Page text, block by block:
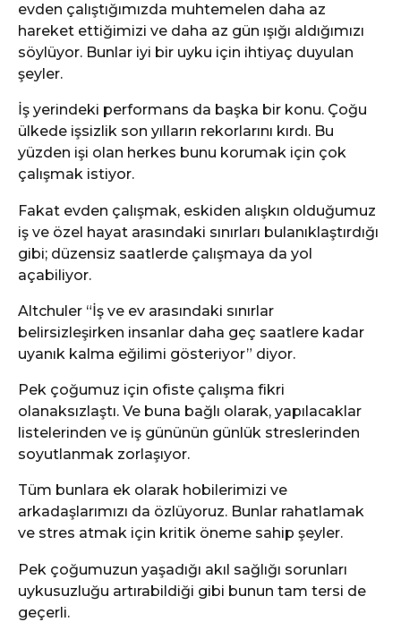
evden çalıştığımızda muhtemelen daha az
hareket ettiğimizi ve daha az gün ışığı aldığımızı
söylüyor. Bunlar iyi bir uyku için ihtiyaç duyulan
şeyler.
İş yerindeki performans da başka bir konu. Çoğu
ülkede işsizlik son yılların rekorlarını kırdı. Bu
yüzden işi olan herkes bunu korumak için çok
çalışmak istiyor.
Fakat evden çalışmak, eskiden alışkın olduğumuz
iş ve özel hayat arasındaki sınırları bulanıklaştırdığı
gibi; düzensiz saatlerde çalışmaya da yol
açabiliyor.
Altchuler “İş ve ev arasındaki sınırlar
belirsizleşirken insanlar daha geç saatlere kadar
uyanık kalma eğilimi gösteriyor” diyor.
Pek çoğumuz için ofiste çalışma fikri
olanaksızlaştı. Ve buna bağlı olarak, yapılacaklar
listelerinden ve iş gününün günlük streslerinden
soyutlanmak zorlaşıyor.
Tüm bunlara ek olarak hobilerimizi ve
arkadaşlarımızı da özlüyoruz. Bunlar rahatlamak
ve stres atmak için kritik öneme sahip şeyler.
Pek çoğumuzun yaşadığı akıl sağlığı sorunları
uykusuzluğu artırabildiği gibi bunun tam tersi de
geçerli.